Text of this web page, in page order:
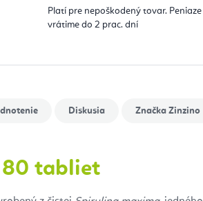
Platí pre nepoškodený tovar. Peniaze
vrátime do 2 prac. dní
Diskusia Značka Zinzino
80 tabliet